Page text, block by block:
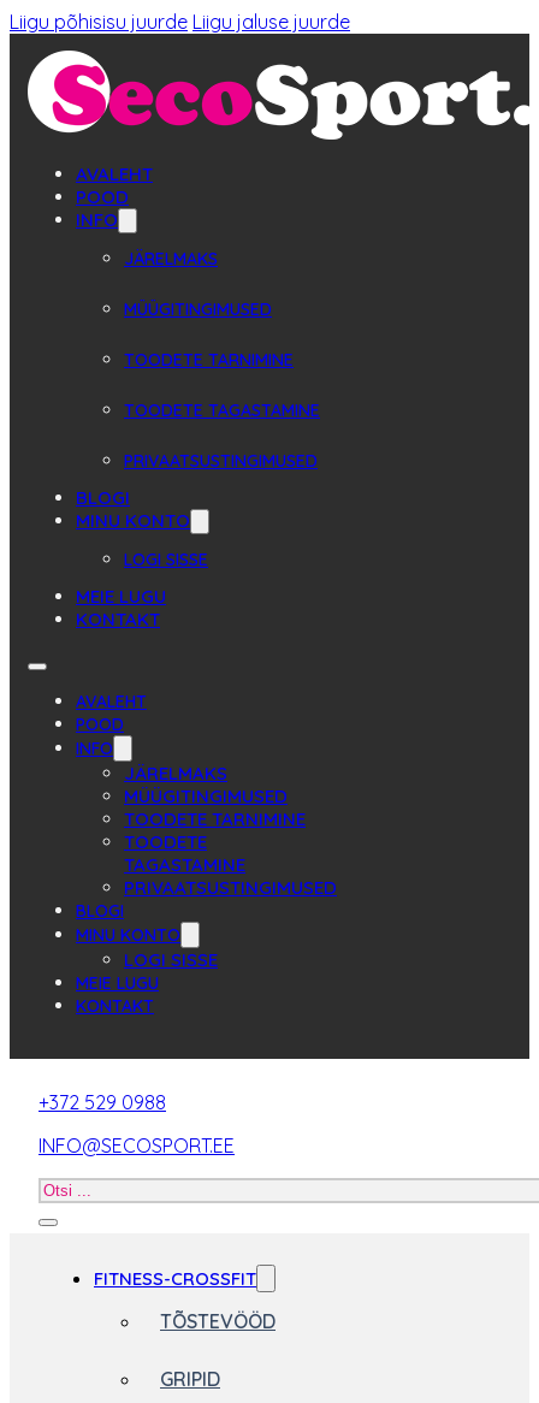
Liigu põhisisu juurde Liigu jaluse juurde
AVALEHT
POOD
INFO
JÄRELMAKS
MÜÜGITINGIMUSED
TOODETE TARNIMINE
TOODETE TAGASTAMINE
PRIVAATSUSTINGIMUSED
BLOGI
MINU KONTO
LOGI SISSE
MEIE LUGU
KONTAKT
AVALEHT
POOD
INFO
JÄRELMAKS
MÜÜGITINGIMUSED
TOODETE TARNIMINE
TOODETE
TAGASTAMINE
PRIVAATSUSTINGIMUSED
BLOGI
MINU KONTO
LOGI SISSE
MEIE LUGU
KONTAKT
+372 529 0988
INFO@SECOSPORT.EE
Otsi
FITNESS-CROSSFIT
TÕSTEVÖÖD
GRIPID